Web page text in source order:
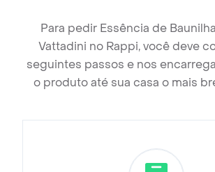
Para pedir Essência de
Vattadini no Rappi, você deve
seguintes passos e nos
o produto até sua casa o mais